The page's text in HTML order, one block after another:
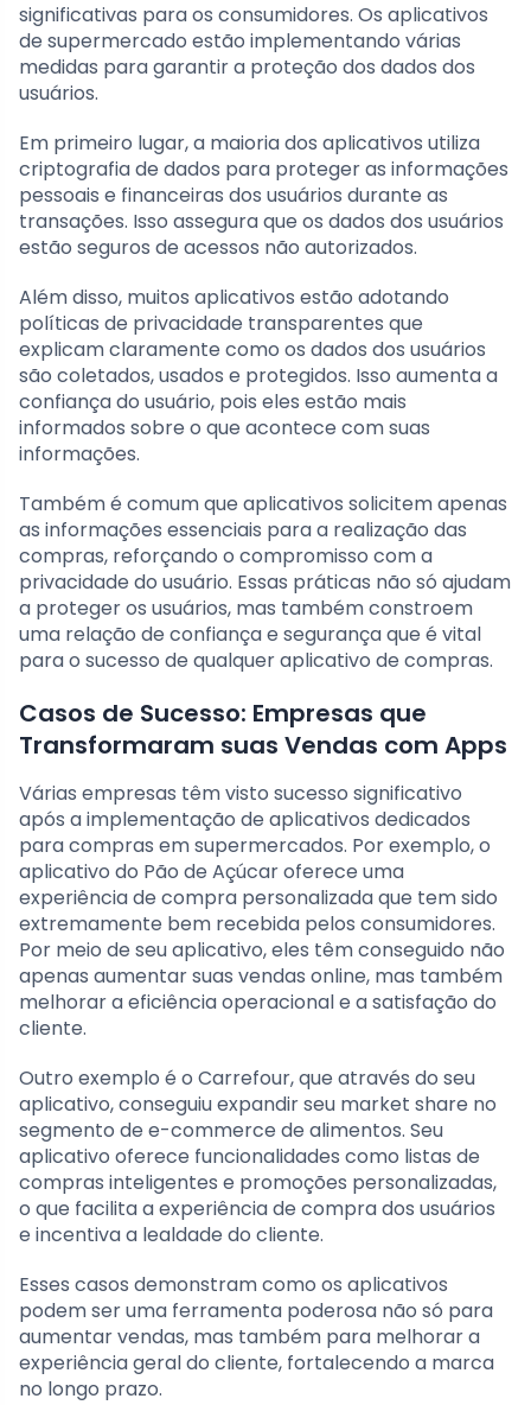
significativas para os consumidores. Os aplicativos
de supermercado estão implementando várias
medidas para garantir a proteção dos dados dos
usuários.
Em primeiro lugar, a maioria dos aplicativos utiliza
criptografia de dados para proteger as informações
pessoais e financeiras dos usuários durante as
transações. Isso assegura que os dados dos usuários
estão seguros de acessos não autorizados.
Além disso, muitos aplicativos estão adotando
políticas de privacidade transparentes que
explicam claramente como os dados dos usuários
são coletados, usados e protegidos. Isso aumenta a
confiança do usuário, pois eles estão mais
informados sobre o que acontece com suas
informações.
Também é comum que aplicativos solicitem apenas
as informações essenciais para a realização das
compras, reforçando o compromisso com a
privacidade do usuário. Essas práticas não só ajudam
a proteger os usuários, mas também constroem
uma relação de confiança e segurança que é vital
para o sucesso de qualquer aplicativo de compras.
Casos de Sucesso: Empresas que
Transformaram suas Vendas com Apps
Várias empresas têm visto sucesso significativo
após a implementação de aplicativos dedicados
para compras em supermercados. Por exemplo, o
aplicativo do Pão de Açúcar oferece uma
experiência de compra personalizada que tem sido
extremamente bem recebida pelos consumidores.
Por meio de seu aplicativo, eles têm conseguido não
apenas aumentar suas vendas online, mas também
melhorar a eficiência operacional e a satisfação do
cliente.
Outro exemplo é o Carrefour, que através do seu
aplicativo, conseguiu expandir seu market share no
segmento de e-commerce de alimentos. Seu
aplicativo oferece funcionalidades como listas de
compras inteligentes e promoções personalizadas,
o que facilita a experiência de compra dos usuários
e incentiva a lealdade do cliente.
Esses casos demonstram como os aplicativos
podem ser uma ferramenta poderosa não só para
aumentar vendas, mas também para melhorar a
experiência geral do cliente, fortalecendo a marca
no longo prazo.